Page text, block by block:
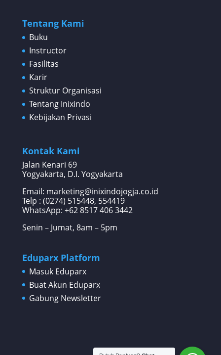
Tentang Kami
Buku
Instructor
Fasilitas
Karir
Struktur Organisasi
Tentang Inixindo
Kebijakan Privasi
Kontak Kami
Jalan Kenari 69
Yogyakarta, D.I. Yogyakarta
Email: marketing@inixindojogja.co.id
Telp : (0274) 515448, 554419
WhatsApp: +62 8517 406 3442
Senin – Jumat, 8am – 5pm
Eduparx Platform
Masuk Eduparx
Buat Akun Eduparx
Gabung Newsletter